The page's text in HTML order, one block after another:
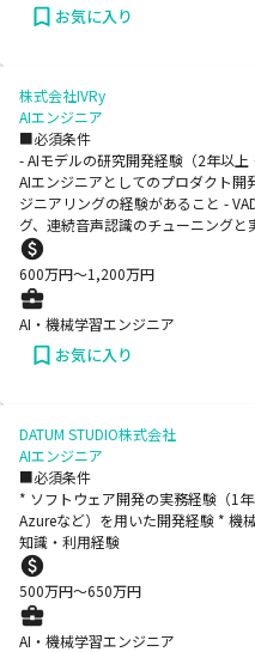
お気に入り
株式会社IVRy
AIエンジニア
■必須条件
- AIモデルの研究開発経験（2年以
AIエンジニアとしてのプロダクト
ジニアリングの経験があること -
グ、連続音声認識のチューニングと
600万円〜1,200万円
AI・機械学習エンジニア
お気に入り
DATUM STUDIO株式会社
AIエンジニア
■必須条件
* ソフトウェア開発の実務経験（1
Azureなど）を用いた開発経験 * 機
知識・利用経験
500万円〜650万円
AI・機械学習エンジニア